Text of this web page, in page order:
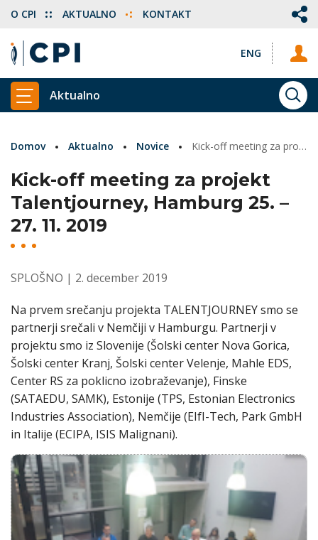
ENG
O CPI AKTUALNO KONTAKT
PRIKAŽI GLAVNI MENI
Aktualno
Domov Aktualno Novice Kick-off meeting za projekt Talentjourney
Kick-off meeting za projekt
Talentjourney, Hamburg 25. –
27. 11. 2019
SPLOŠNO | 2. december 2019
Na prvem srečanju projekta TALENTJOURNEY smo se
partnerji srečali v Nemčiji v Hamburgu. Partnerji v
projektu smo iz Slovenije (Šolski center Nova Gorica,
Šolski center Kranj, Šolski center Velenje, Mahle EDS,
Center RS za poklicno izobraževanje), Finske
(SATAEDU, SAMK), Estonije (TPS, Estonian Electronics
Industries Association), Nemčije (EIfI-Tech, Park GmbH
in Italije (ECIPA, ISIS Malignani).